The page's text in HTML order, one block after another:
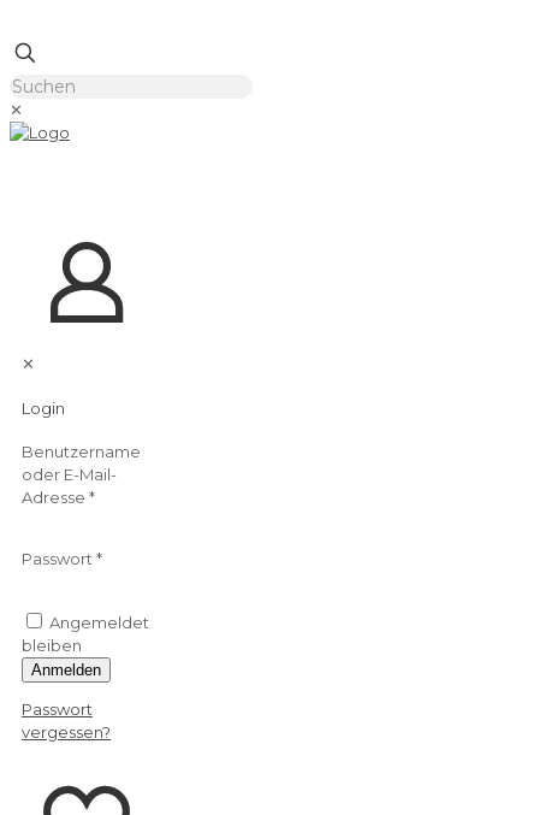
✕
✕
Login
Benutzername
oder E-Mail-
Adresse *
Passwort *
Angemeldet
bleiben
Anmelden
Passwort
vergessen?